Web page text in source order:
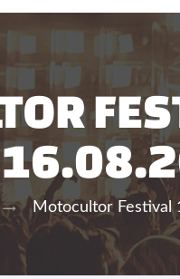
Motocultor Festival